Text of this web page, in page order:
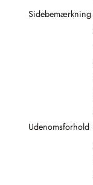
Sidebemærkning
Udenomsforhold